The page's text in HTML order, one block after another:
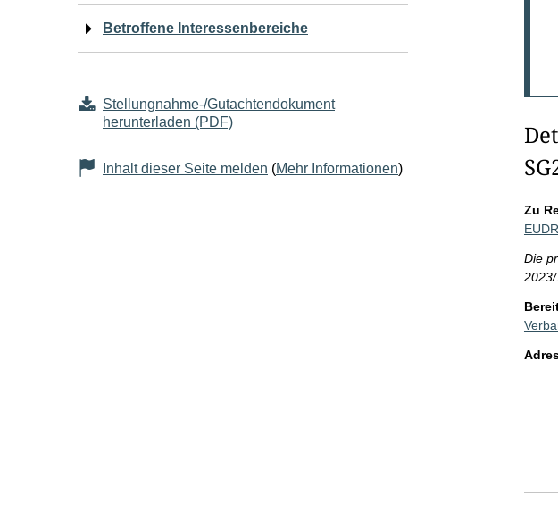
für
Seiteninhalt
Betroffene Interessenbereiche
Stellungnahme-/Gutachtendokument
herunterladen (PDF)
Inhalt dieser Seite melden (Mehr Informationen)
Zu
Die